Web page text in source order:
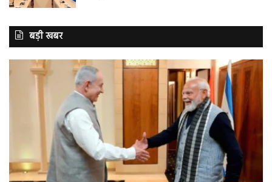
बड़ी खबर